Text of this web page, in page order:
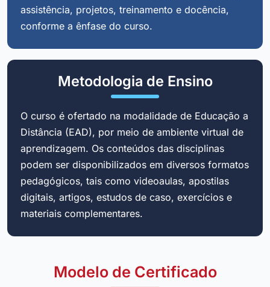
assistência, projetos, treinamento e docência,
conforme a ênfase do curso.
Metodologia de Ensino
O curso é ofertado na modalidade de Educação a
Distância (EAD), por meio de ambiente virtual de
aprendizagem. Os conteúdos das disciplinas
podem ser disponibilizados em diversos formatos
pedagógicos, tais como videoaulas, apostilas
digitais, artigos, estudos de caso, exercícios e
materiais complementares.
Modelo de Certificado